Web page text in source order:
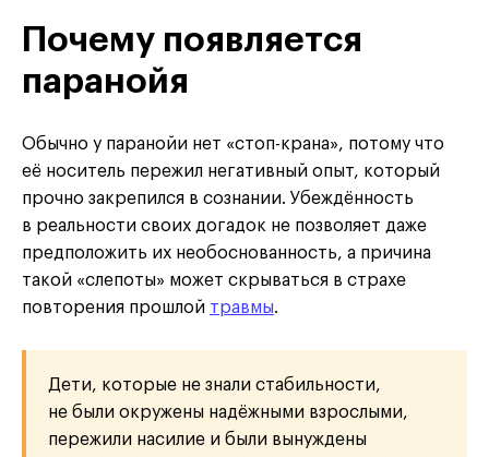
Почему появляется
паранойя
Обычно у паранойи нет «стоп-крана», потому что
её носитель пережил негативный опыт, который
прочно закрепился в сознании. Убеждённость
в реальности своих догадок не позволяет даже
предположить их необоснованность, а причина
такой «слепоты» может скрываться в страхе
повторения прошлой травмы.
Дети, которые не знали стабильности,
не были окружены надёжными взрослыми,
пережили насилие и были вынуждены